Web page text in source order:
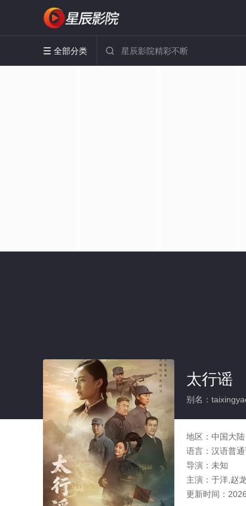
 全部分类 
太行谣
别名：
地区： 中国大陆
语言： 汉语普
导演： 未知
主演： 于洋,赵
更新时间：